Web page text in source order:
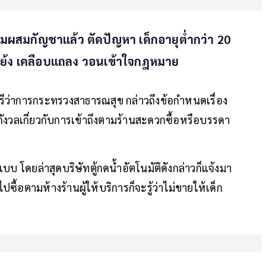
ผสมกัญชาแล้ว ตัดปัญหา เด็กอายุต่ำกว่า 20
เคลือบแถลง วอนเข้าใจกฎหมาย
การกระทรวงสาธารณสุข กล่าวถึงข้อกำหนดเรื่อง
วลเกี่ยวกับการเข้าถึงตามร้านสะดวกซื้อหรือบรรดา
บ โดยล่าสุดบริษัทตู้กดน้ำอัตโนมัติดังกล่าวก็แจ้งมา
ซื้อตามห้างร้านผู้ให้บริการก็จะรู้ว่าไม่ขายให้เด็ก